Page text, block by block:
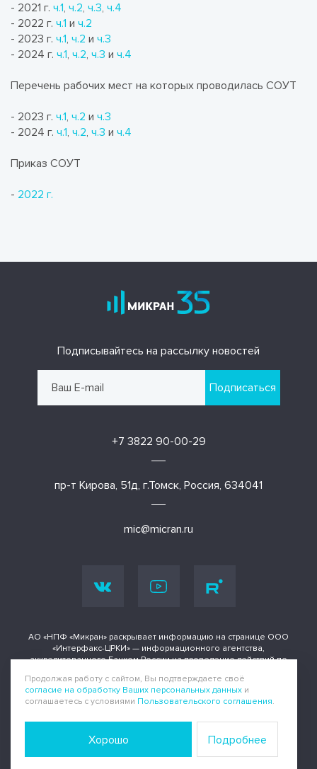
- 2021 г. ч.1, ч.2, ч.3, ч.4
- 2022 г. ч.1 и ч.2
- 2023 г. ч.1, ч.2 и ч.3
- 2024 г. ч.1, ч.2, ч.3 и ч.4
Перечень рабочих мест на которых проводилась СОУТ
- 2023 г. ч.1, ч.2 и ч.3
- 2024 г. ч.1, ч.2, ч.3 и ч.4
Приказ СОУТ
- 2022 г.
Подписывайтесь на рассылку новостей
Подписаться
+7 3822 90-00-29
mic@micran.ru
пр-т Кирова, 51д, г.Томск, Россия, 634041
АО «НПФ «Микран» раскрывает информацию на странице ООО
«Интерфакс-ЦРКИ» — информационного агентства,
аккредитованного Банком России на проведение действий по
инструментах.
Информация доступна по адресу
Продолжая работу с сайтом, Вы подтверждаете своё
согласие на обработку Ваших персональных данных и
соглашаетесь с условиями Пользовательского соглашения.
Хорошо Подробнее